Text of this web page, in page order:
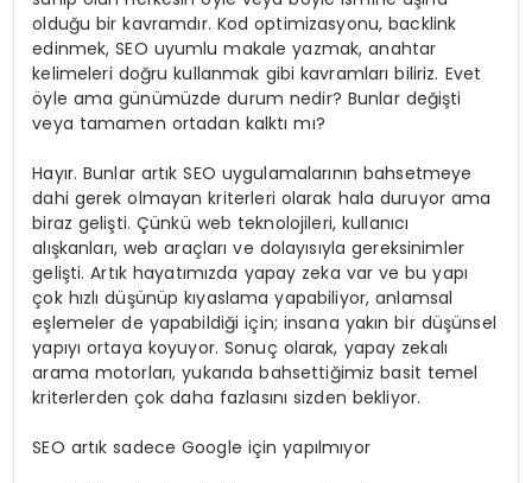
olduğu bir kavramdır. Kod optimizasyonu, backlink
edinmek, SEO uyumlu makale yazmak, anahtar
kelimeleri doğru kullanmak gibi kavramları biliriz. Evet
öyle ama günümüzde durum nedir? Bunlar değişti
veya tamamen ortadan kalktı mı?
Hayır. Bunlar artık SEO uygulamalarının bahsetmeye
dahi gerek olmayan kriterleri olarak hala duruyor ama
biraz gelişti. Çünkü web teknolojileri, kullanıcı
alışkanları, web araçları ve dolayısıyla gereksinimler
gelişti. Artık hayatımızda yapay zeka var ve bu yapı
çok hızlı düşünüp kıyaslama yapabiliyor, anlamsal
eşlemeler de yapabildiği için; insana yakın bir düşünsel
yapıyı ortaya koyuyor. Sonuç olarak, yapay zekalı
arama motorları, yukarıda bahsettiğimiz basit temel
kriterlerden çok daha fazlasını sizden bekliyor.
SEO artık sadece Google için yapılmıyor